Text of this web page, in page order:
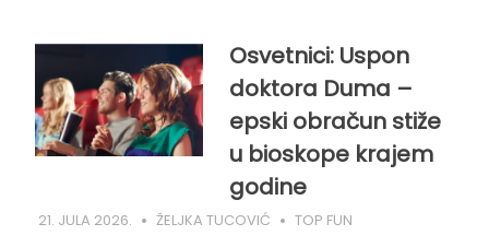
Osvetnici: Uspon
doktora Duma –
epski obračun stiže
u bioskope krajem
godine
21. JULA 2026. ŽELJKA TUCOVIĆ TOP FUN